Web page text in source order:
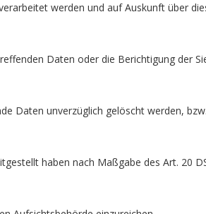
werden und auf Auskunft über
Daten oder die Berichtigung der
Daten unverzüglich gelöscht werden,
haben nach Maßgabe des Art. 20